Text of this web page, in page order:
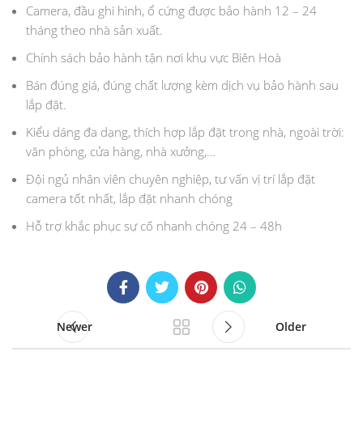
Camera, đầu ghi hình, ổ cứng được bảo hành 12 – 24
tháng theo nhà sản xuất.
Chính sách bảo hành tận nơi khu vực Biên Hoà
Bán đúng giá, đúng chất lượng kèm dịch vụ bảo hành sau
lắp đặt.
Kiểu dáng đa dạng, thích hợp lắp đặt trong nhà, ngoài trời:
văn phòng, cửa hàng, nhà xưởng,…
Đội ngủ nhân viên chuyên nghiệp, tư vấn vị trí lắp đặt
camera tốt nhất, lắp đặt nhanh chóng
Hỗ trợ khắc phục sự cố nhanh chóng 24 – 48h
Newer Older